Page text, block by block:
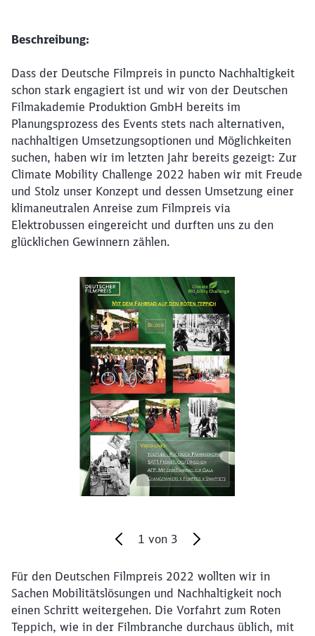
Beschreibung:
Dass der Deutsche Filmpreis in puncto Nachhaltigkeit
schon stark engagiert ist und wir von der Deutschen
Filmakademie Produktion GmbH bereits im
Planungsprozess des Events stets nach alternativen,
nachhaltigen Umsetzungsoptionen und Möglichkeiten
suchen, haben wir im letzten Jahr bereits gezeigt: Zur
Climate Mobility Challenge 2022 haben wir mit Freude
und Stolz unser Konzept und dessen Umsetzung einer
klimaneutralen Anreise zum Filmpreis via
Elektrobussen eingereicht und durften uns zu den
glücklichen Gewinnern zählen.
Klicken, um den folgenden Slider zu überspringen
1 von 3
Ende des Sliders
Für den Deutschen Filmpreis 2022 wollten wir in
Sachen Mobilitätslösungen und Nachhaltigkeit noch
einen Schritt weitergehen. Die Vorfahrt zum Roten
Teppich, wie in der Filmbranche durchaus üblich, mit